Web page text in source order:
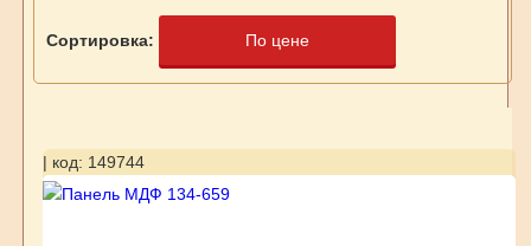
Сортировка: По цене
| код: 149744